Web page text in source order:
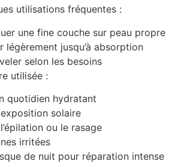
utilisations fréquentes :
une fine couche sur peau propre
légèrement jusqu’à absorption
selon les besoins
utilisée :
quotidien hydratant
solaire
ou le rasage
irritées
de nuit pour réparation intense